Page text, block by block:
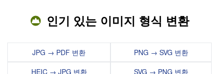
인기 있는 이미지 형식 변환
JPG → PDF 변환
HEIC → JPG 변환
PNG → SVG 변환
SVG → PNG 변환